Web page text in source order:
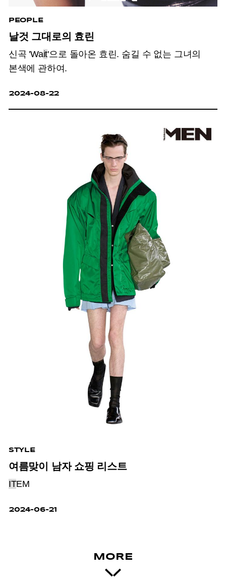
PEOPLE
날것 그대로의 효린
신곡 'Wait'으로 돌아온 효린. 숨길 수 없는 그녀의
본색에 관하여.
2024-08-22
STYLE
여름맞이 남자 쇼핑 리스트
ITEM
2024-06-21
MORE